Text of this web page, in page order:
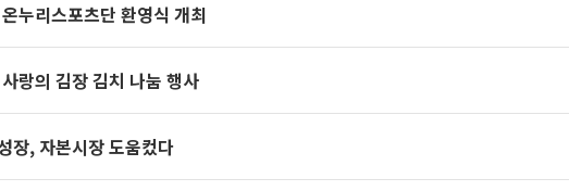
누리스포츠단 환영식 개최
랑의 김장 김치 나눔 행사
장, 자본시장 도움컸다